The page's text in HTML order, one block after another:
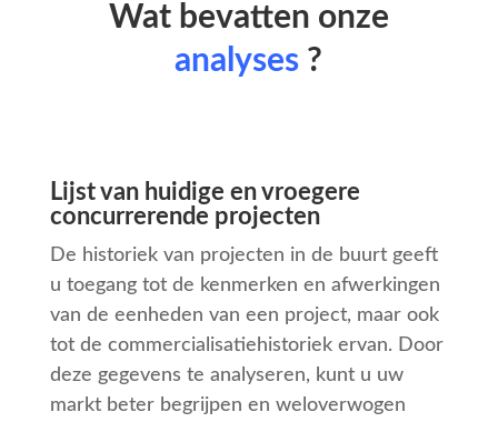
Wat bevatten onze
analyses ?
Lijst van huidige en vroegere
concurrerende projecten
De historiek van projecten in de buurt geeft
u toegang tot de kenmerken en afwerkingen
van de eenheden van een project, maar ook
tot de commercialisatiehistoriek ervan. Door
deze gegevens te analyseren, kunt u uw
markt beter begrijpen en weloverwogen